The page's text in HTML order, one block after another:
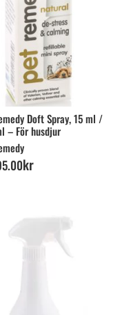
Doft Spray, 15 ml /
– För husdjur
.00kr